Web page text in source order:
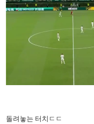
돌려놓는 터치ㄷㄷ